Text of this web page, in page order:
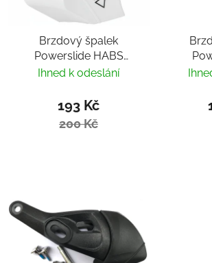
Brzdový špalek
Powerslide HABS
White
Ihned k odeslání
193 Kč
200 Kč